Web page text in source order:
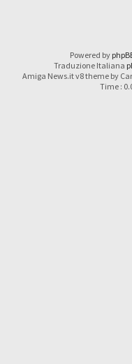
Powered by
Traduzione Italiana
Amiga News.it v8 theme by
Time :